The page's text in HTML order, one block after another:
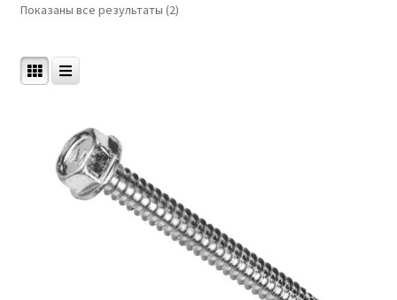
Показаны все результаты (2)